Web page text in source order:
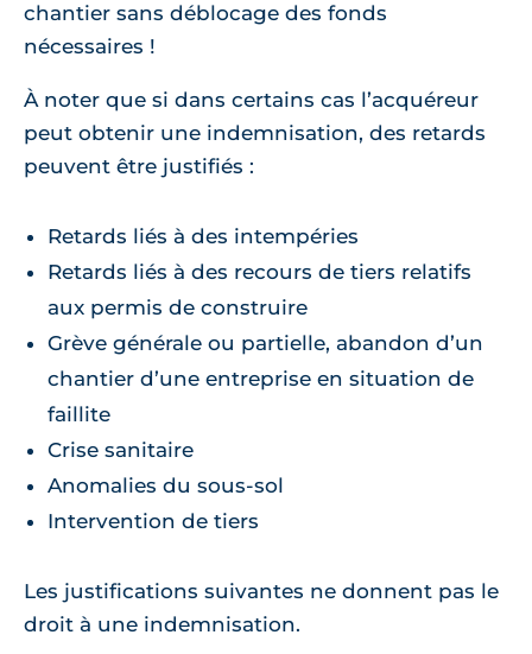
chantier sans déblocage des fonds
nécessaires !
À noter que si dans certains cas l’acquéreur
peut obtenir une indemnisation, des retards
peuvent être justifiés :
Retards liés à des intempéries
Retards liés à des recours de tiers relatifs
aux permis de construire
Grève générale ou partielle, abandon d’un
chantier d’une entreprise en situation de
faillite
Crise sanitaire
Anomalies du sous-sol
Intervention de tiers
Les justifications suivantes ne donnent pas le
droit à une indemnisation.